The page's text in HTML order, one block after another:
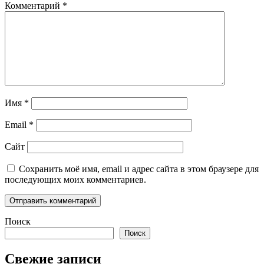
Комментарий *
Имя *
Email *
Сайт
Сохранить моё имя, email и адрес сайта в этом браузере для
последующих моих комментариев.
Поиск
Поиск
Свежие записи